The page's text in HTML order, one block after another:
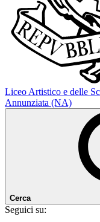
Liceo Artistico e delle
Annunziata (NA)
Cerca
Seguici su: